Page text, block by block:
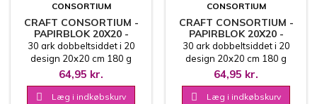
CONSORTIUM
CRAFT CONSORTIUM -
PAPIRBLOK 20X20 -
PIGMENT INFUSIONS -
CCEPAD031E
30 ark dobbeltsiddet i 20
design 20x20 cm 180 g
64,95 kr.
 Læg i indkøbskurv
CONSORTIUM
CRAFT CONSORTIUM -
PAPIRBLOK 20X20 -
BEACH HUT -
CCEPAD028E
30 ark dobbeltsiddet i 20
design 20x20 cm 180 g
64,95 kr.
 Læg i indkøbskurv